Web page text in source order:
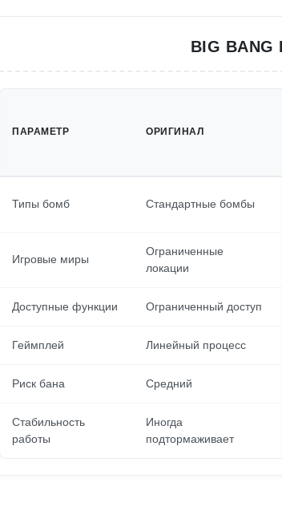
BIG BANG
ПАРАМЕТР ОРИГИНАЛ
Типы бомб Стандартные бомбы
Игровые миры
Ограниченные
локации
Доступные функции Ограниченный доступ
Геймплей Линейный процесс
Риск бана Средний
Стабильность
работы
Иногда
подтормаживает